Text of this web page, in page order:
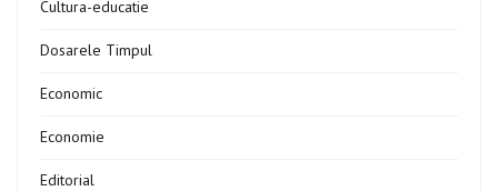
Cultura-educatie
Dosarele Timpul
Economic
Economie
Editorial